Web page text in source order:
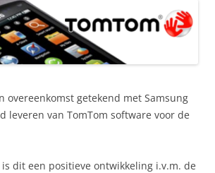
overeenkomst getekend met Samsung
leveren van TomTom software voor de
dit een positieve ontwikkeling i.v.m. de